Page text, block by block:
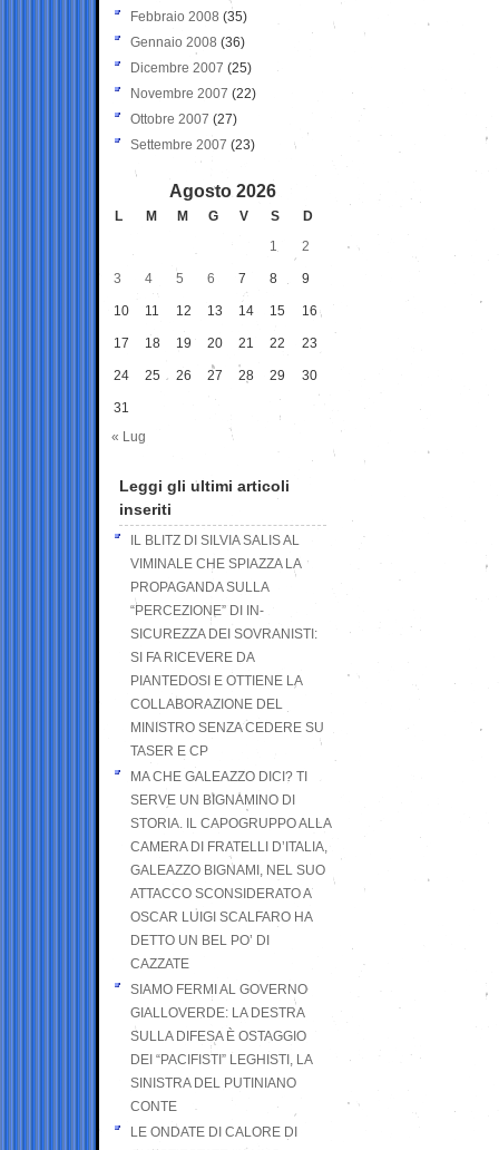
Febbraio 2008 (35)
Gennaio 2008 (36)
Dicembre 2007 (25)
Novembre 2007 (22)
Ottobre 2007 (27)
Settembre 2007 (23)
Agosto 2026
L M M G V S
D
1
2
3 4 5 6 7 8 9
10 11 12 13 14 15 16
17 18 19 20 21 22 23
24 25 26 27 28 29 30
31
« Lug
Leggi gli ultimi articoli
inseriti
IL BLITZ DI SILVIA SALIS AL
VIMINALE CHE SPIAZZA LA
PROPAGANDA SULLA
“PERCEZIONE” DI IN-
SICUREZZA DEI SOVRANISTI:
SI FA RICEVERE DA
PIANTEDOSI E OTTIENE LA
COLLABORAZIONE DEL
MINISTRO SENZA CEDERE SU
TASER E CP
MA CHE GALEAZZO DICI? TI
SERVE UN BIGNAMINO DI
STORIA. IL CAPOGRUPPO ALLA
CAMERA DI FRATELLI D’ITALIA,
GALEAZZO BIGNAMI, NEL SUO
ATTACCO SCONSIDERATO A
OSCAR LUIGI SCALFARO HA
DETTO UN BEL PO’ DI
CAZZATE
SIAMO FERMI AL GOVERNO
GIALLOVERDE: LA DESTRA
SULLA DIFESA È OSTAGGIO
DEI “PACIFISTI” LEGHISTI, LA
SINISTRA DEL PUTINIANO
CONTE
LE ONDATE DI CALORE DI